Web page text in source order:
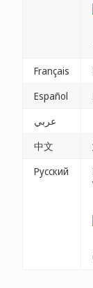
Français
Español
عربي
中文
Русский